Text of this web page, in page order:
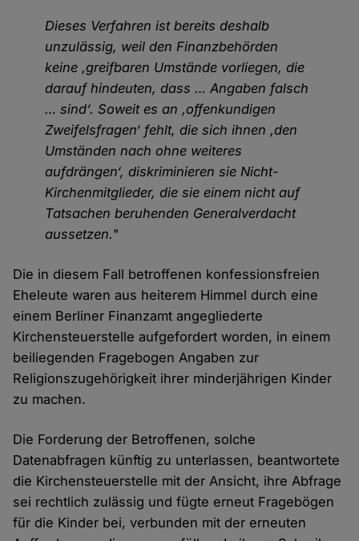
Dieses Verfahren ist bereits deshalb
unzulässig, weil den Finanzbehörden
keine ‚greifbaren Umstände vorliegen, die
darauf hindeuten, dass … Angaben falsch
… sind‘. Soweit es an ‚offenkundigen
Zweifelsfragen‘ fehlt, die sich ihnen ‚den
Umständen nach ohne weiteres
aufdrängen‘, diskriminieren sie Nicht-
Kirchenmitglieder, die sie einem nicht auf
Tatsachen beruhenden Generalverdacht
aussetzen."
Die in diesem Fall betroffenen konfessionsfreien
Eheleute waren aus heiterem Himmel durch eine
einem Berliner Finanzamt angegliederte
Kirchensteuerstelle aufgefordert worden, in einem
beiliegenden Fragebogen Angaben zur
Religionszugehörigkeit ihrer minderjährigen Kinder
zu machen.
Die Forderung der Betroffenen, solche
Datenabfragen künftig zu unterlassen, beantwortete
die Kirchensteuerstelle mit der Ansicht, ihre Abfrage
sei rechtlich zulässig und fügte erneut Fragebögen
für die Kinder bei, verbunden mit der erneuten